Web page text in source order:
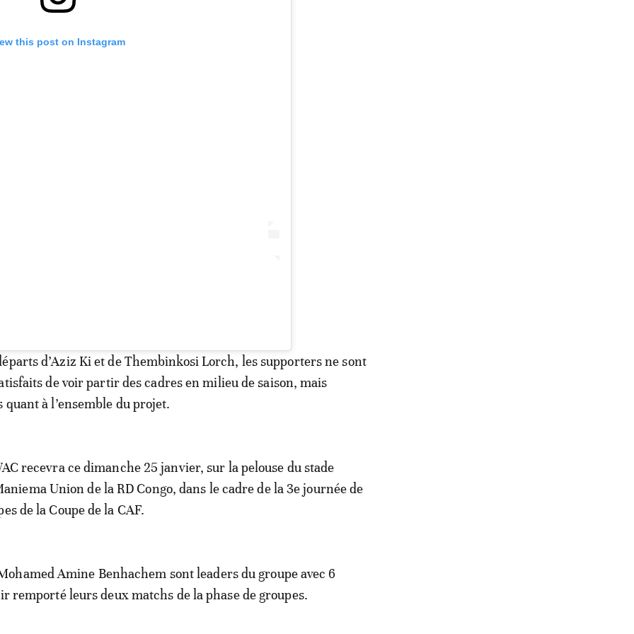
this post on Instagram
d’Aziz Ki et de Thembinkosi Lorch, les supporters ne sont
de voir partir des cadres en milieu de saison, mais
à l’ensemble du projet.
recevra ce dimanche 25 janvier, sur la pelouse du stade
Union de la RD Congo, dans le cadre de la 3e journée de
de la Coupe de la CAF.
Amine Benhachem sont leaders du groupe avec 6
remporté leurs deux matchs de la phase de groupes.